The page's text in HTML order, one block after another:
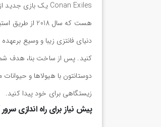
دنیای فانتزی زیبا و وسیع
کنید. پس از ساخت بنا، هدف
دوستانتون با هیولاها و
زیستگاهی برای خود پیدا کنید.
پیش نیاز برای راه اندازی